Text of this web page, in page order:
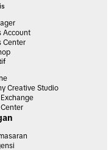
Account
Center
Creative Studio